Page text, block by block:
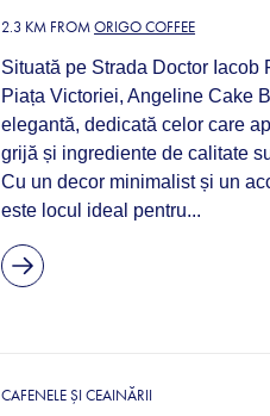
2.3 KM FROMORIGO COFFEE
Situată pe Strada Doctor Iacob
Piața Victoriei, Angeline Cake
elegantă, dedicată celor care
grijă și ingrediente de calitate
Cu un decor minimalist și un
este locul ideal pentru...
CAFENELE ȘI CEAINĂRII